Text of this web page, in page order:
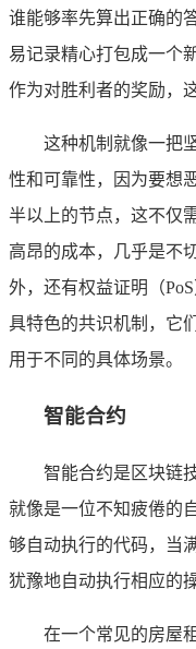
谁能够率先算出正确的
易记录精心打包成一个
作为对胜利者的奖励，
这种机制就像一把
性和可靠性，因为要想
半以上的节点，这不仅
高昂的成本，几乎是不
外，还有权益证明（
具特色的共识机制，它
用于不同的具体场景。
智能合约
智能合约是区块链
就像是一位不知疲倦的
够自动执行的代码，当
犹豫地自动执行相应的
在一个常见的房屋